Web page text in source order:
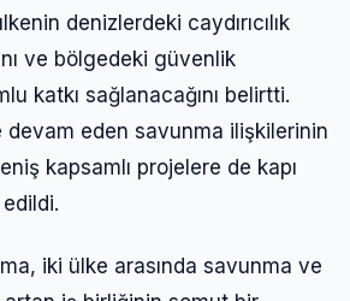
denizlerdeki caydırıcılık
ve bölgedeki güvenlik
katkı sağlanacağını belirtti.
devam eden savunma ilişkilerinin
kapsamlı projelere de kapı
iki ülke arasında savunma ve